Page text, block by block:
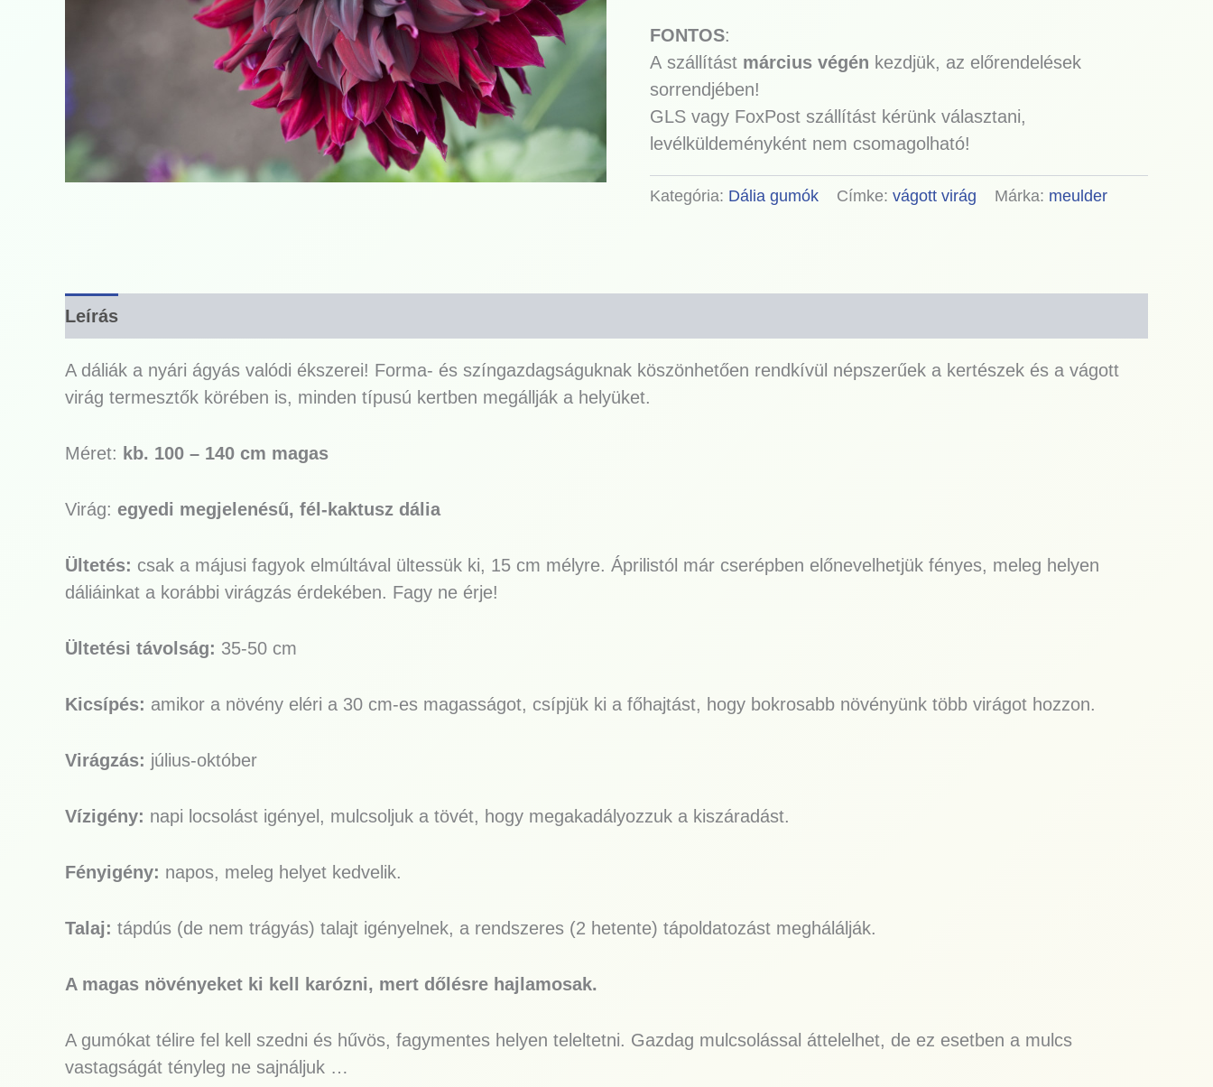
FONTOS:
A szállítást március végén kezdjük, az előrendelések
sorrendjében!
GLS vagy FoxPost szállítást kérünk választani,
levélküldeményként nem csomagolható!
Kategória: Dália gumók Címke: vágott virág Márka: meulder
Leírás
A dáliák a nyári ágyás valódi ékszerei! Forma- és színgazdagságuknak köszönhetően rendkívül népszerűek a kertészek és a vágott
virág termesztők körében is, minden típusú kertben megállják a helyüket.
Méret: kb. 100 – 140 cm magas
Virág: egyedi megjelenésű, fél-kaktusz dália
Ültetés: csak a májusi fagyok elmúltával ültessük ki, 15 cm mélyre. Áprilistól már cserépben előnevelhetjük fényes, meleg helyen
dáliáinkat a korábbi virágzás érdekében. Fagy ne érje!
Ültetési távolság: 35-50 cm
Kicsípés: amikor a növény eléri a 30 cm-es magasságot, csípjük ki a főhajtást, hogy bokrosabb növényünk több virágot hozzon.
Virágzás: július-október
Vízigény: napi locsolást igényel, mulcsoljuk a tövét, hogy megakadályozzuk a kiszáradást.
Fényigény: napos, meleg helyet kedvelik.
Talaj: tápdús (de nem trágyás) talajt igényelnek, a rendszeres (2 hetente) tápoldatozást meghálálják.
A magas növényeket ki kell karózni, mert dőlésre hajlamosak.
A gumókat télire fel kell szedni és hűvös, fagymentes helyen teleltetni. Gazdag mulcsolással áttelelhet, de ez esetben a mulcs
vastagságát tényleg ne sajnáljuk …